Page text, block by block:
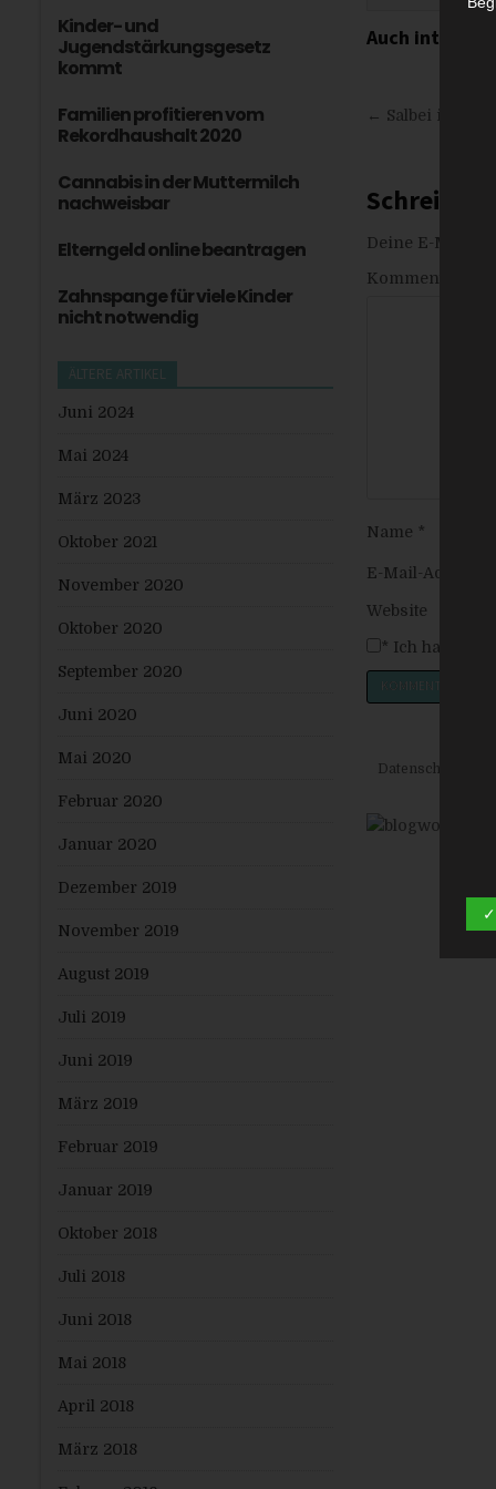
Auch
← Salbei in der
Schreibe
Deine E-Mail-
Kommentar
Name *
E-Mail-Adresse
Website
* Ich habe die
Kinder- und
Jugendstärkungsgesetz
kommt
Familien profitieren vom
Rekordhaushalt 2020
Cannabis in der Muttermilch
nachweisbar
Elterngeld online beantragen
Zahnspange für viele Kinder
nicht notwendig
ÄLTERE ARTIKEL
Juni 2024
Mai 2024
März 2023
Oktober 2021
November 2020
Oktober 2020
September 2020
Juni 2020
Mai 2020
Februar 2020
Januar 2020
Dezember 2019
November 2019
August 2019
Juli 2019
Juni 2019
März 2019
Februar 2019
Januar 2019
Oktober 2018
Juli 2018
Juni 2018
Mai 2018
April 2018
März 2018